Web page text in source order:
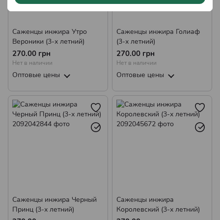
Саженцы инжира Утро
Вероники (3-х летний)
270.00 грн
Нет в наличии
Оптовые цены
Саженцы инжира Голиаф
(3-х летний)
270.00 грн
Нет в наличии
Оптовые цены
Саженцы инжира Черный
Принц (3-х летний)
Саженцы инжира
Королевский (3-х летний)